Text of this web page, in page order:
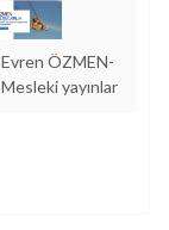
Evren ÖZMEN-
Mesleki yayınlar